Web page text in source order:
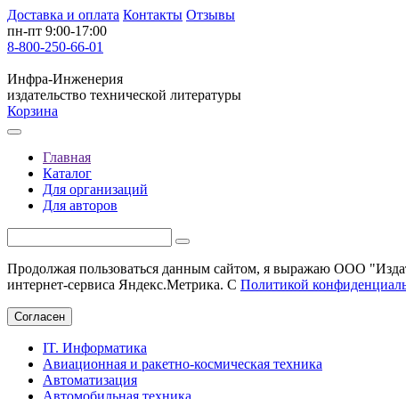
Доставка и оплата Контакты Отзывы
пн-пт 9:00-17:00
8-800-250-66-01
Инфра-Инженерия
издательство технической литературы
Корзина
Главная
Каталог
Для организаций
Для авторов
Продолжая пользоваться данным сайтом, я выражаю ООО
интернет-сервиса Яндекс.Метрика. С Политикой
Согласен
IT. Информатика
Авиационная и ракетно-космическая техника
Автоматизация
Автомобильная техника